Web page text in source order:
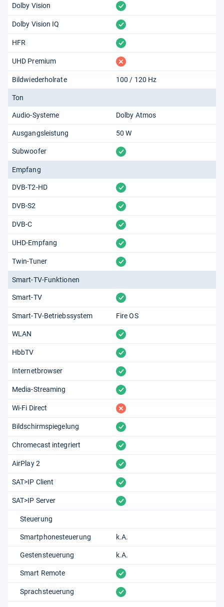
Dolby Vision vorhanden
Dolby Vision IQ vorhanden
HFR vorhanden
UHD Premium fehlt
Bildwiederholrate 100 / 120 Hz
Ton
Audio-Systeme Dolby Atmos
Ausgangsleistung 50 W
Subwoofer vorhanden
Empfang
DVB-T2-HD vorhanden
DVB-S2 vorhanden
DVB-C vorhanden
UHD-Empfang vorhanden
Twin-Tuner vorhanden
Smart-TV-Funktionen
Smart-TV vorhanden
Smart-TV-Betriebssystem Fire OS
WLAN vorhanden
HbbTV vorhanden
Internetbrowser vorhanden
Media-Streaming vorhanden
Wi-Fi Direct fehlt
Bildschirmspiegelung vorhanden
Chromecast integriert vorhanden
AirPlay 2 vorhanden
SAT>IP Client vorhanden
SAT>IP Server vorhanden
Steuerung
Smartphonesteuerung k.A.
Gestensteuerung k.A.
Smart Remote vorhanden
Sprachsteuerung vorhanden